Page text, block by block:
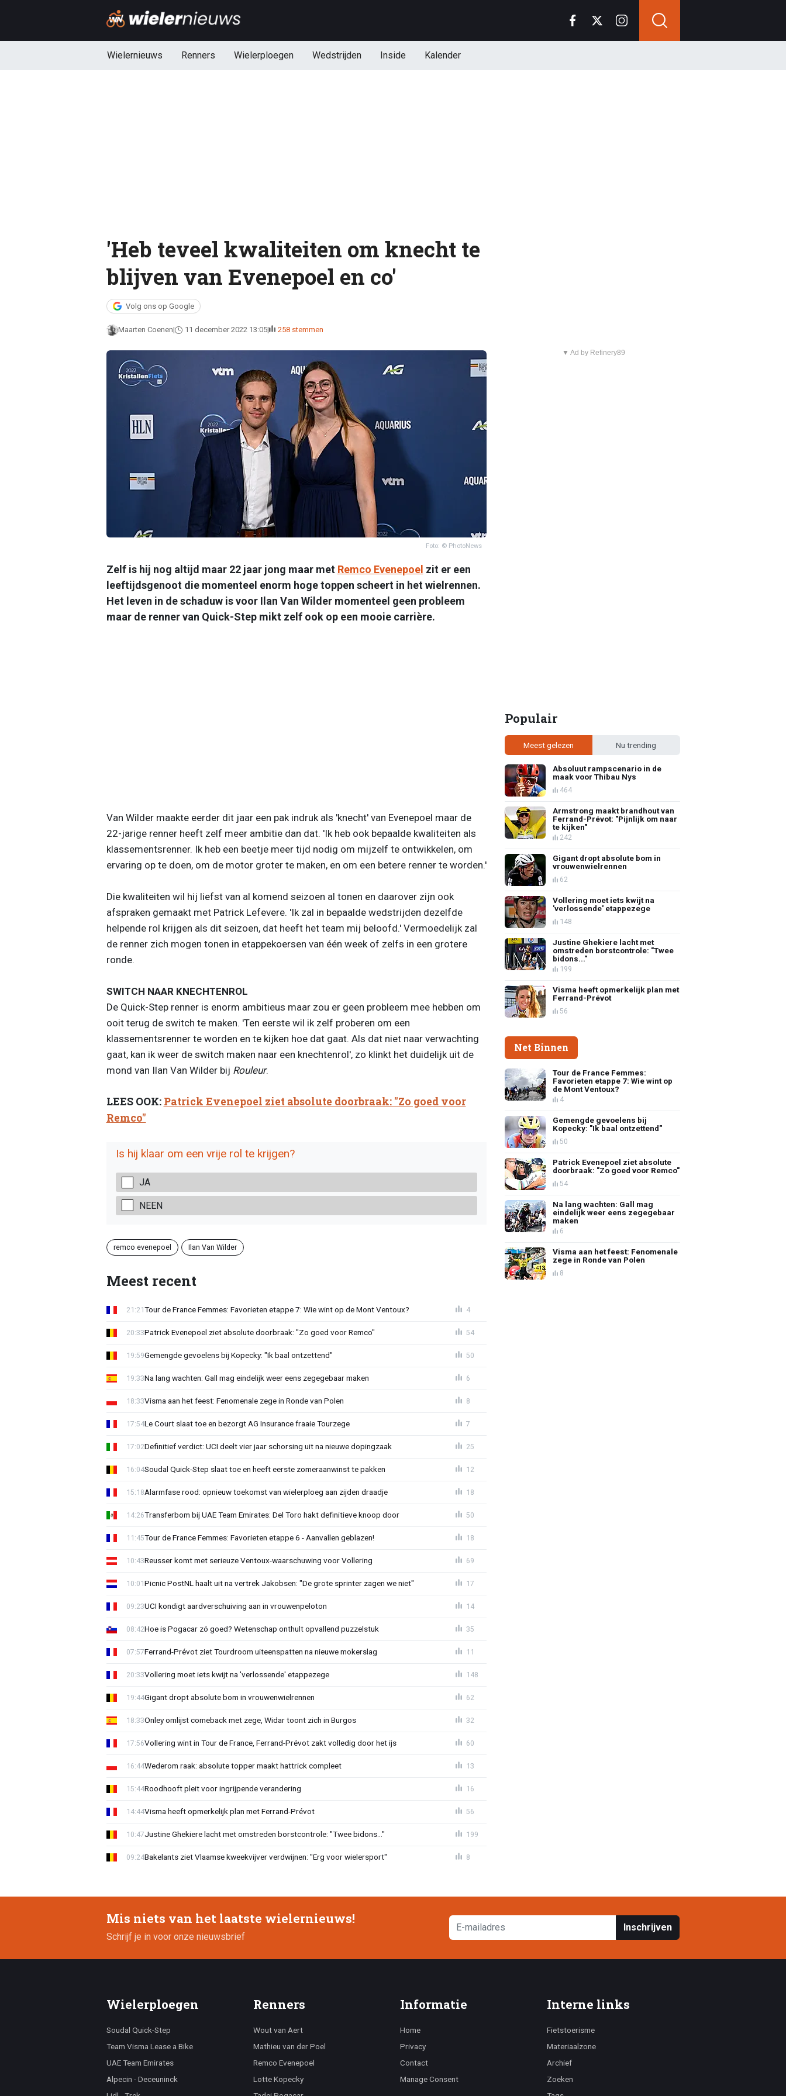
Wielernieuws Renners Wielerploegen Wedstrijden Inside Kalender
'Heb teveel kwaliteiten om knecht te
blijven van Evenepoel en co'
Volg ons op Google
Maarten Coenen 11 december 2022 13:05 258 stemmen
Foto: © PhotoNews
Zelf is hij nog altijd maar 22 jaar jong maar met Remco Evenepoel zit er een
leeftijdsgenoot die momenteel enorm hoge toppen scheert in het wielrennen.
Het leven in de schaduw is voor Ilan Van Wilder momenteel geen probleem
maar de renner van Quick-Step mikt zelf ook op een mooie carrière.
Van Wilder maakte eerder dit jaar een pak indruk als 'knecht' van Evenepoel maar de
22-jarige renner heeft zelf meer ambitie dan dat. 'Ik heb ook bepaalde kwaliteiten als
klassementsrenner. Ik heb een beetje meer tijd nodig om mijzelf te ontwikkelen, om
ervaring op te doen, om de motor groter te maken, en om een betere renner te worden.'
Die kwaliteiten wil hij liefst van al komend seizoen al tonen en daarover zijn ook
afspraken gemaakt met Patrick Lefevere. 'Ik zal in bepaalde wedstrijden dezelfde
helpende rol krijgen als dit seizoen, dat heeft het team mij beloofd.' Vermoedelijk zal
de renner zich mogen tonen in etappekoersen van één week of zelfs in een grotere
ronde.
SWITCH NAAR KNECHTENROL
De Quick-Step renner is enorm ambitieus maar zou er geen probleem mee hebben om
ooit terug de switch te maken. 'Ten eerste wil ik zelf proberen om een
klassementsrenner te worden en te kijken hoe dat gaat. Als dat niet naar verwachting
gaat, kan ik weer de switch maken naar een knechtenrol', zo klinkt het duidelijk uit de
mond van Ilan Van Wilder bij Rouleur.
LEES OOK: Patrick Evenepoel ziet absolute doorbraak: "Zo goed voor
Remco"
Is hij klaar om een vrije rol te krijgen?
JA
NEEN
remco evenepoel Ilan Van Wilder
Meest recent
Tour de France Femmes: Favorieten etappe 7: Wie wint op de Mont Ventoux?
21:21 4
Patrick Evenepoel ziet absolute doorbraak: "Zo goed voor Remco"
20:33 54
Gemengde gevoelens bij Kopecky: "Ik baal ontzettend"
19:59 50
Na lang wachten: Gall mag eindelijk weer eens zegegebaar maken
19:33 6
Visma aan het feest: Fenomenale zege in Ronde van Polen
18:33 8
Le Court slaat toe en bezorgt AG Insurance fraaie Tourzege
17:54 7
Definitief verdict: UCI deelt vier jaar schorsing uit na nieuwe dopingzaak
17:02 25
Soudal Quick-Step slaat toe en heeft eerste zomeraanwinst te pakken
16:04 12
Alarmfase rood: opnieuw toekomst van wielerploeg aan zijden draadje
15:18 18
Transferbom bij UAE Team Emirates: Del Toro hakt definitieve knoop door
14:26 50
Tour de France Femmes: Favorieten etappe 6 - Aanvallen geblazen!
11:45 18
Reusser komt met serieuze Ventoux-waarschuwing voor Vollering
10:43 69
Picnic PostNL haalt uit na vertrek Jakobsen: "De grote sprinter zagen we niet"
10:01 17
UCI kondigt aardverschuiving aan in vrouwenpeloton
09:23 14
Hoe is Pogacar zó goed? Wetenschap onthult opvallend puzzelstuk
08:42 35
Ferrand-Prévot ziet Tourdroom uiteenspatten na nieuwe mokerslag
07:57 11
Vollering moet iets kwijt na 'verlossende' etappezege
20:33 148
Gigant dropt absolute bom in vrouwenwielrennen
19:44 62
Onley omlijst comeback met zege, Widar toont zich in Burgos
18:33 32
Vollering wint in Tour de France, Ferrand-Prévot zakt volledig door het ijs
17:56 60
Wederom raak: absolute topper maakt hattrick compleet
16:44 13
Roodhooft pleit voor ingrijpende verandering
15:44 16
Visma heeft opmerkelijk plan met Ferrand-Prévot
14:44 56
Justine Ghekiere lacht met omstreden borstcontrole: "Twee bidons..."
10:47 199
Bakelants ziet Vlaamse kweekvijver verdwijnen: "Erg voor wielersport"
09:24 8
▼ Ad by Refinery89
Populair
Meest gelezen Nu trending
Absoluut rampscenario in de
maak voor Thibau Nys
464
Armstrong maakt brandhout van
Ferrand-Prévot: "Pijnlijk om naar
te kijken"
242
Gigant dropt absolute bom in
vrouwenwielrennen
62
Vollering moet iets kwijt na
'verlossende' etappezege
148
Justine Ghekiere lacht met
omstreden borstcontrole: "Twee
bidons..."
199
Visma heeft opmerkelijk plan met
Ferrand-Prévot
56
Net Binnen
Tour de France Femmes:
Favorieten etappe 7: Wie wint op
de Mont Ventoux?
4
Gemengde gevoelens bij
Kopecky: "Ik baal ontzettend"
50
Patrick Evenepoel ziet absolute
doorbraak: "Zo goed voor Remco"
54
Na lang wachten: Gall mag
eindelijk weer eens zegegebaar
maken
6
Visma aan het feest: Fenomenale
zege in Ronde van Polen
8
Mis niets van het laatste wielernieuws!
Schrijf je in voor onze nieuwsbrief
Inschrijven
Wielerploegen
Soudal Quick-Step
Team Visma Lease a Bike
UAE Team Emirates
Alpecin - Deceuninck
Renners
Wout van Aert
Mathieu van der Poel
Remco Evenepoel
Lotte Kopecky
Informatie
Home
Privacy
Contact
Manage Consent
Interne links
Fietstoerisme
Materiaalzone
Archief
Zoeken